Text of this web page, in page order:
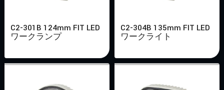
C2-301B 124mm FIT LED
ワークランプ
C2-304B 135mm FIT LED
ワークライト